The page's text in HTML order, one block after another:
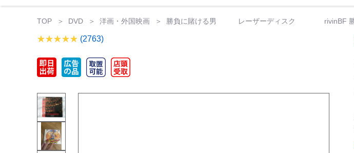
TOP DVD 洋画・外国映画 勝負に賭ける男 レーザーディスク rivinBF 勝負に
(2763)